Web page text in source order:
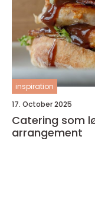
inspiration
17. October 2025
Catering som
arrangement